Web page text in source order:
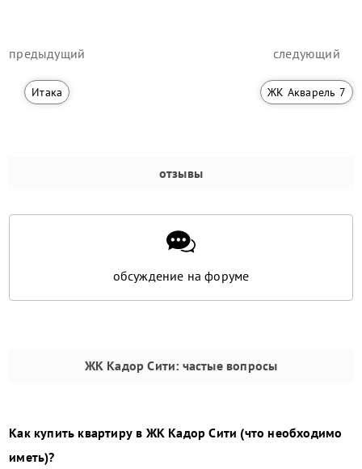
предыдущий
Итака
следующий
ЖК Акварель 7
отзывы
обсуждение на форуме
ЖК Кадор Сити: частые вопросы
Как купить квартиру в ЖК Кадор Сити (что необходимо
иметь)?